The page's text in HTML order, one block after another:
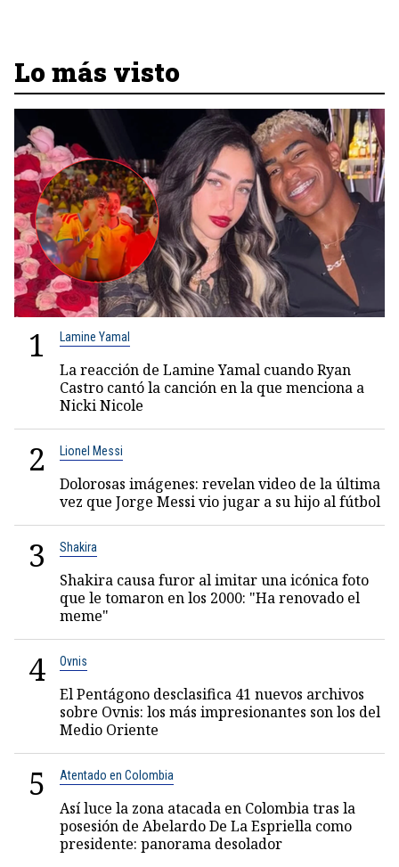
Lo más visto
1 Lamine Yamal
La reacción de Lamine Yamal cuando Ryan
Castro cantó la canción en la que menciona a
Nicki Nicole
2 Lionel Messi
Dolorosas imágenes: revelan video de la última
vez que Jorge Messi vio jugar a su hijo al fútbol
3 Shakira
Shakira causa furor al imitar una icónica foto
que le tomaron en los 2000: "Ha renovado el
meme"
4 Ovnis
El Pentágono desclasifica 41 nuevos archivos
sobre Ovnis: los más impresionantes son los del
Medio Oriente
5 Atentado en Colombia
Así luce la zona atacada en Colombia tras la
posesión de Abelardo De La Espriella como
presidente: panorama desolador